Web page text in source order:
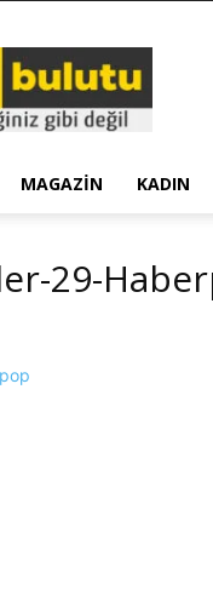
MAGAZIN KADIN
29-